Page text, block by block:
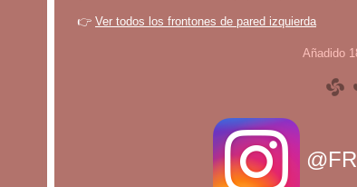
👉 Ver todos los frontones de pared izquierda
Añadido